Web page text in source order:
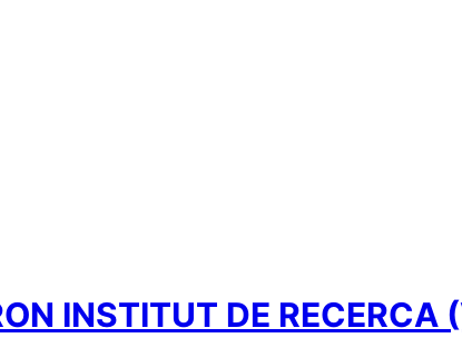
INSTITUT DE RECERCA